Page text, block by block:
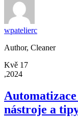
wpatelierc
Author, Cleaner
Kvě 17
,2024
nástroje a